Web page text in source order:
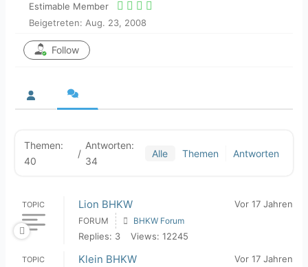
Estimable Member
Beigetreten: Aug. 23, 2008
Follow
Themen:
40
/
Antworten:
34
Alle Themen Antworten
TOPIC Lion BHKW Vor 17 Jahren
FORUM BHKW Forum
Replies: 3 Views: 12245
TOPIC Klein BHKW Vor 17 Jahren